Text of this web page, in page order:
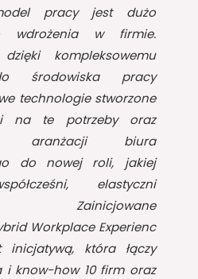
pracy jest dużo
wdrożenia w firmie.
kompleksowemu
środowiska pracy
technologie stworzone
na te potrzeby oraz
aranżacji biura
do nowej roli, jakiej
elastyczni
Zainicjowane
Workplace Experienc
która łączy
i know-how 10 firm oraz